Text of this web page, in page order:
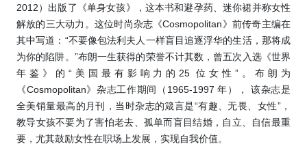
2012）出版了《单身女孩》，这本书和避孕药、迷你裙并称女性
解放的三大动力。这位时尚杂志《Cosmopolitan》前传奇主编在
其中写道：“不要像包法利夫人一样盲目追逐浮华的生活，那将成
为你的陷阱。”布朗一生获得的荣誉不计其数，曾五次入选《世界
年鉴》的“美国最有影响力的25 位女性”。布朗为
《Cosmopolitan》杂志工作期间（1965-1997 年）， 该杂志是
全美销量最高的月刊，当时杂志的箴言是“有趣、无畏、女性”，
教导女孩不要为了害怕老去、孤单而盲目结婚，自立、自信最重
要，尤其鼓励女性在职场上发展，实现自我价值。